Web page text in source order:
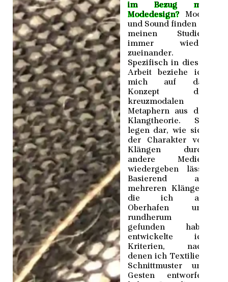
im Bezug mit
Modedesign? Mode
und Sound finden in
meinen Studien
immer wieder
zueinander.
Spezifisch in dieser
Arbeit beziehe ich
mich auf das
Konzept der
kreuzmodalen
Metaphern aus der
Klangtheorie. Sie
legen dar, wie sich
der Charakter von
Klängen durch
andere Medien
wiedergeben lässt.
Basierend auf
mehreren Klängen,
die ich am
Oberhafen und
rundherum
gefunden habe,
entwickelte ich
Kriterien, nach
denen ich Textilien,
Schnittmuster und
Gesten entworfen